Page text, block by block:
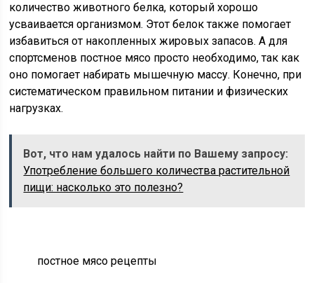
количество животного белка, который хорошо
усваивается организмом. Этот белок также помогает
избавиться от накопленных жировых запасов. А для
спортсменов постное мясо просто необходимо, так как
оно помогает набирать мышечную массу. Конечно, при
систематическом правильном питании и физических
нагрузках.
Вот, что нам удалось найти по Вашему запросу:
Употребление большего количества растительной
пищи: насколько это полезно?
постное мясо рецепты